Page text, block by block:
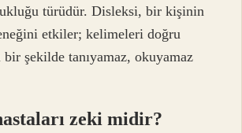
türüdür. Disleksi, bir kişinin
etkiler; kelimeleri doğru
bir şekilde tanıyamaz, okuyamaz
zeki midir?